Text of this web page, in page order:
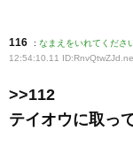
116 : なまえをいれてくださ
12:54:10.11 ID:RnvQtwZJd
>>112
テイオウに取っ